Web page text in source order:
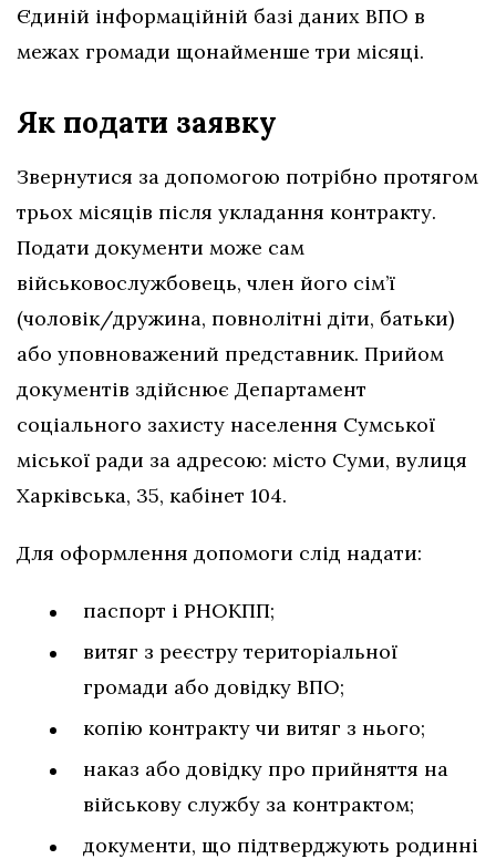
Єдиній інформаційній базі даних ВПО в
межах громади щонайменше три місяці.
Як подати заявку
Звернутися за допомогою потрібно протягом
трьох місяців після укладання контракту.
Подати документи може сам
військовослужбовець, член його сім’ї
(чоловік/дружина, повнолітні діти, батьки)
або уповноважений представник. Прийом
документів здійснює Департамент
соціального захисту населення Сумської
міської ради за адресою: місто Суми, вулиця
Харківська, 35, кабінет 104.
Для оформлення допомоги слід надати:
паспорт і РНОКПП;
витяг з реєстру територіальної
громади або довідку ВПО;
копію контракту чи витяг з нього;
наказ або довідку про прийняття на
військову службу за контрактом;
документи, що підтверджують родинні